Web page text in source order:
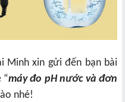
Minh xin gửi đến bạn bài
“máy đo pH nước và đơn
nhé!